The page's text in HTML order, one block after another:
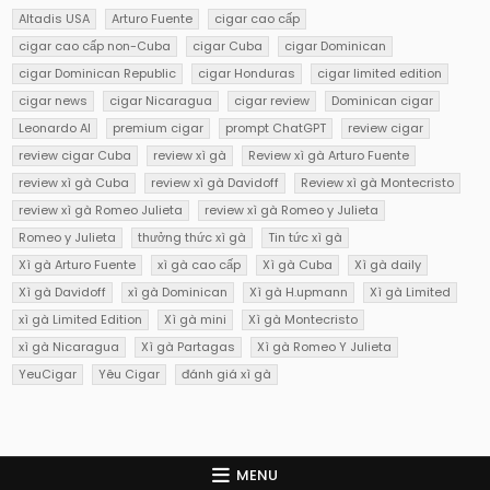
Altadis USA Arturo Fuente
cigar cao cấp
cigar cao cấp non-Cuba
cigar Cuba
cigar Dominican
cigar Dominican Republic
cigar Honduras
cigar limited edition
cigar news
cigar Nicaragua cigar review
Dominican cigar
Leonardo AI
premium cigar prompt ChatGPT
review cigar
review cigar Cuba
review xì gà
Review xì gà Arturo Fuente
review xì gà Cuba
review xì gà Davidoff
Review xì gà Montecristo
review xì gà Romeo Julieta
review xì gà Romeo y Julieta
Romeo y Julieta
thưởng thức xì gà
Tin tức xì gà
Xì gà Arturo Fuente
xì gà cao cấp Xì gà Cuba
Xì gà daily
Xì gà Davidoff
xì gà Dominican Xì gà H.upmann
Xì gà Limited
xì gà Limited Edition
Xì gà mini
Xì gà Montecristo
xì gà Nicaragua
Xì gà Partagas
Xì gà Romeo Y Julieta
YeuCigar
Yêu Cigar đánh giá xì gà
MENU